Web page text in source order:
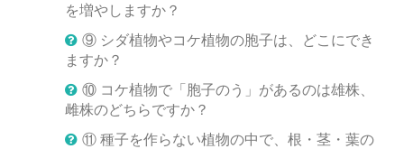
を増やしますか？
⑨ シダ植物やコケ植物の胞子は、どこにでき
ますか？
⑩ コケ植物で「胞子のう」があるのは雄株、
雌株のどちらですか？
⑪ 種子を作らない植物の中で、根・茎・葉の